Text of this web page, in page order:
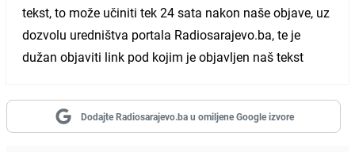
tekst, to može učiniti tek 24 sata nakon naše objave, uz
dozvolu uredništva portala Radiosarajevo.ba, te je
dužan objaviti link pod kojim je objavljen naš tekst
Dodajte Radiosarajevo.ba u omiljene Google izvore